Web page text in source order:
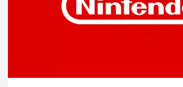
Tests de jeux